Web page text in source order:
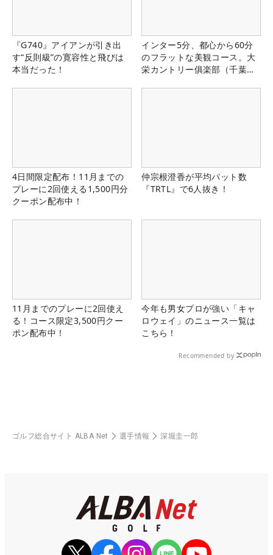
『G740』アイアンが引き出
す“反則級”の寛容性と飛びは
本当だった！
インター5分、都心から60分
のフラットな美観コース。大
栄カントリー俱楽部（千葉
4日間限定配布！11月までの
プレーに2回使える1,500円分
クーポン配布中！
仲宗根澄香が平均パット数
『TRTL』で6人抜き！
11月までのプレーに2回使え
る！コース限定3,500円クー
ポン配布中！
今年も男女プロが強い「キャ
ロウェイ」のニュース一覧は
こちら！
Recommended by
ゴルフ総合サイト ALBA Net 選手情報 深堀圭一郎